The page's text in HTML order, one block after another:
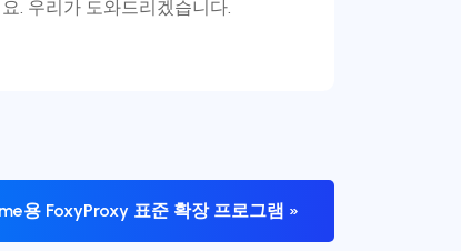
. 우리가 도와드리겠습니다.
용 FoxyProxy 표준 확장 프로그램 »